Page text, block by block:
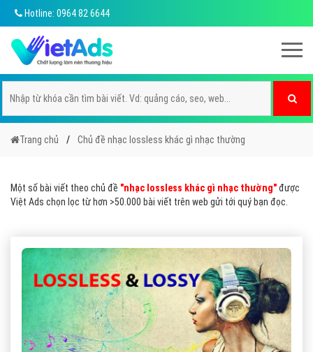
Hotline: 0964 82 6644
Trang chủ Chủ đề nhạc lossless khác gì nhạc thường
Một số bài viết theo chủ đề "nhạc lossless khác gì nhạc thường"được
Việt Ads chọn lọc từ hơn >50.000 bài viết trên web gửi tới quý bạn đọc.